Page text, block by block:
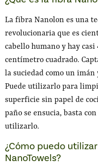
La fibra Nanolon es una
revolucionaria que es
cabello humano y hay
centímetro cuadrado.
la suciedad como un
Puede utilizarlo para
superficie sin papel de
paño se ensucia, basta
utilizarlo.
¿Cómo puedo
NanoTowels?